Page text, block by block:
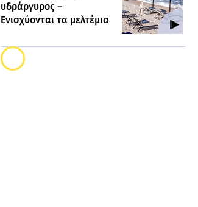
υδράργυρος –
Ενισχύονται τα μελτέμια